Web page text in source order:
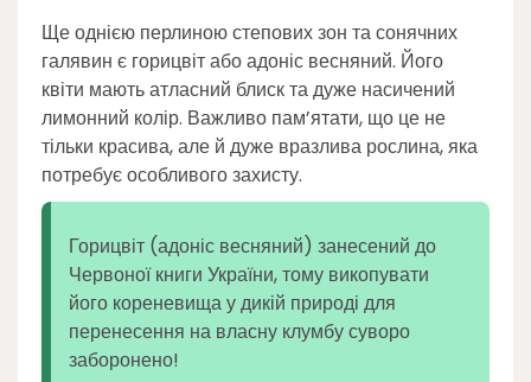
Ще однією перлиною степових зон та сонячних
галявин є горицвіт або адоніс весняний. Його
квіти мають атласний блиск та дуже насичений
лимонний колір. Важливо пам’ятати, що це не
тільки красива, але й дуже вразлива рослина, яка
потребує особливого захисту.
Горицвіт (адоніс весняний) занесений до
Червоної книги України, тому викопувати
його кореневища у дикій природі для
перенесення на власну клумбу суворо
заборонено!